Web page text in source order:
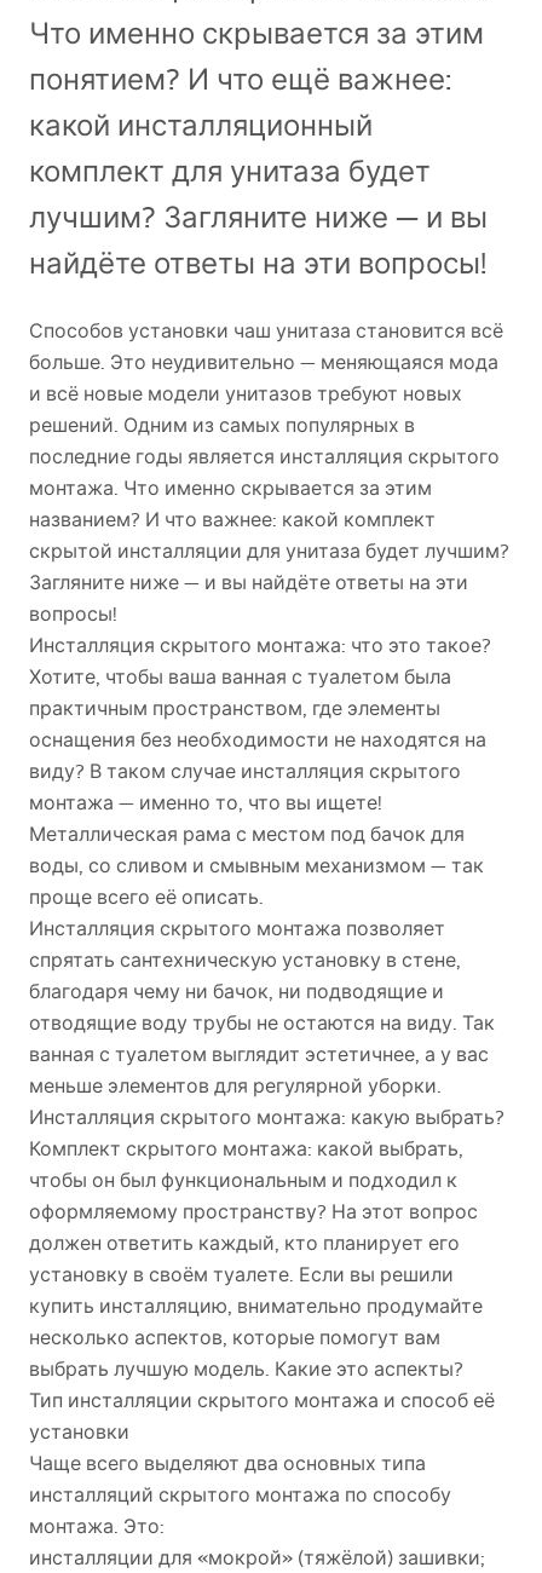
Что именно скрывается за этим
понятием? И что ещё важнее:
какой инсталляционный
комплект для унитаза будет
лучшим? Загляните ниже — и вы
найдёте ответы на эти вопросы!
Способов установки чаш унитаза становится всё
больше. Это неудивительно — меняющаяся мода
и всё новые модели унитазов требуют новых
решений. Одним из самых популярных в
последние годы является инсталляция скрытого
монтажа. Что именно скрывается за этим
названием? И что важнее: какой комплект
скрытой инсталляции для унитаза будет лучшим?
Загляните ниже — и вы найдёте ответы на эти
вопросы!
Инсталляция скрытого монтажа: что это такое?
Хотите, чтобы ваша ванная с туалетом была
практичным пространством, где элементы
оснащения без необходимости не находятся на
виду? В таком случае инсталляция скрытого
монтажа — именно то, что вы ищете!
Металлическая рама с местом под бачок для
воды, со сливом и смывным механизмом — так
проще всего её описать.
Инсталляция скрытого монтажа позволяет
спрятать сантехническую установку в стене,
благодаря чему ни бачок, ни подводящие и
отводящие воду трубы не остаются на виду. Так
ванная с туалетом выглядит эстетичнее, а у вас
меньше элементов для регулярной уборки.
Инсталляция скрытого монтажа: какую выбрать?
Комплект скрытого монтажа: какой выбрать,
чтобы он был функциональным и подходил к
оформляемому пространству? На этот вопрос
должен ответить каждый, кто планирует его
установку в своём туалете. Если вы решили
купить инсталляцию, внимательно продумайте
несколько аспектов, которые помогут вам
выбрать лучшую модель. Какие это аспекты?
Тип инсталляции скрытого монтажа и способ её
установки
Чаще всего выделяют два основных типа
инсталляций скрытого монтажа по способу
монтажа. Это:
инсталляции для «мокрой» (тяжёлой) зашивки;